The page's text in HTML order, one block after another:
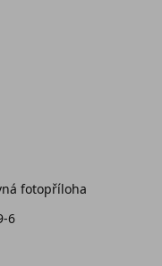
fotopříloha
6